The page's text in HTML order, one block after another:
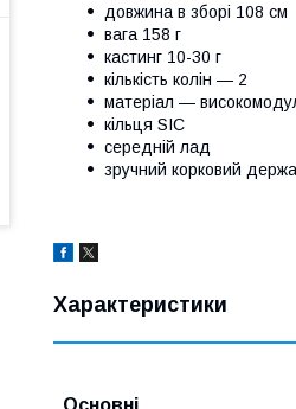
довжина в зборі 108 см
вага 158 г
кастинг 10-30 г
кількість колін — 2
матеріал —
кільця SIC
середній лад
зручний корковий
Характеристики
Основні